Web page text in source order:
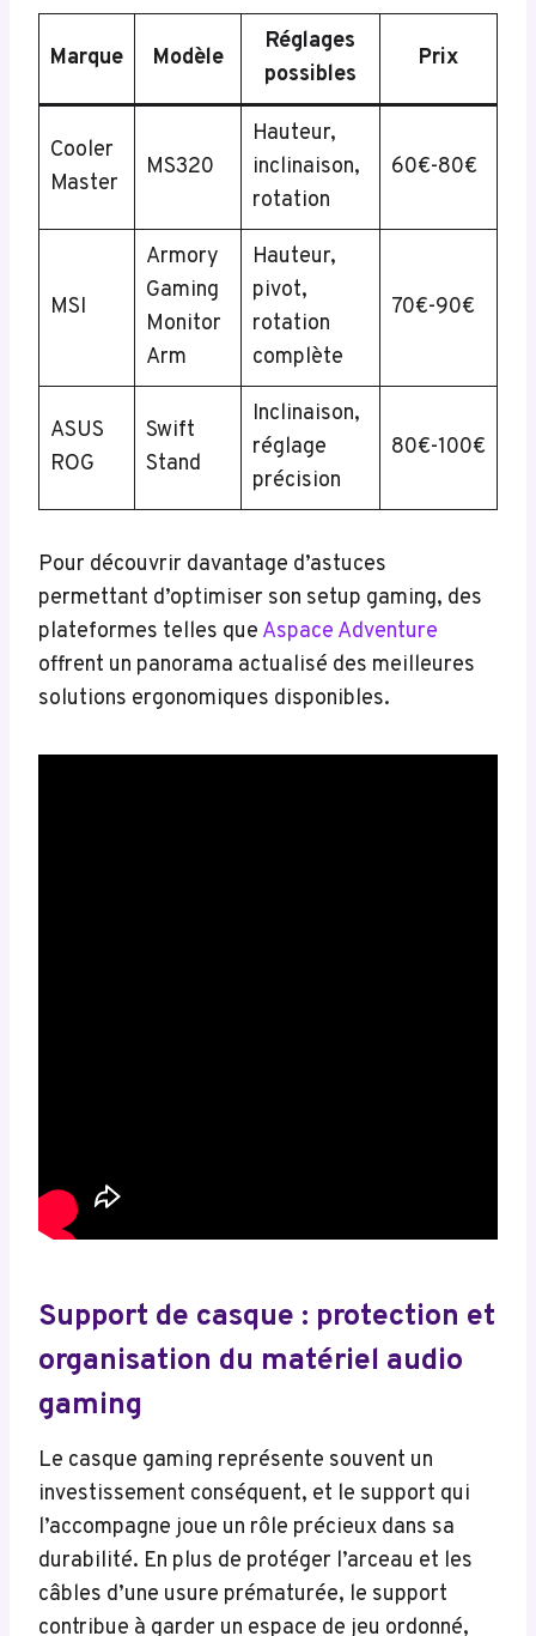
Marque Modèle
Réglages
possibles
Prix
Cooler
Master
MS320
Hauteur,
inclinaison,
rotation
60€-80€
MSI
Armory
Gaming
Monitor
Arm
Hauteur,
pivot,
rotation
complète
70€-90€
ASUS
ROG
Swift
Stand
Inclinaison,
réglage
précision
80€-100€
Pour découvrir davantage d’astuces
permettant d’optimiser son setup gaming, des
plateformes telles que Aspace Adventure
offrent un panorama actualisé des meilleures
solutions ergonomiques disponibles.
Support de casque : protection et
organisation du matériel audio
gaming
Le casque gaming représente souvent un
investissement conséquent, et le support qui
l’accompagne joue un rôle précieux dans sa
durabilité. En plus de protéger l’arceau et les
câbles d’une usure prématurée, le support
contribue à garder un espace de jeu ordonné,